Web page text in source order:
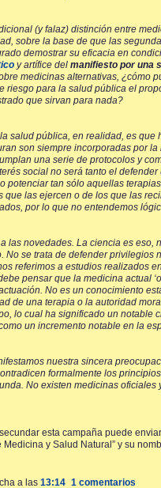
(y falaz) distinción entre
sobre la base de que las
demostrar su eficacia en
y artífice delmanifiesto por una
medicinas alternativas, ¿cómo
riesgo para la salud pública el
que sirvan para nada?
salud pública, en realidad, es
son siempre incorporadas por
una serie de protocolos y
social no será tanto el
potenciar tan sólo aquellas
que las ejercen o de los que las
por lo que no entendemos
las novedades. La ciencia es
No se trata de defender privilegios
referimos a estudios realizados
pensar que la medicina actual
No es un conocimiento
de una terapia o la autoridad
lo cual ha significado un notable
un incremento notable en la
nuestra sincera
formalmente los
No existen medicinas oficiales
esta campaña puede
Medicina y Salud Natural” y su
a las13:14 1 comentarios